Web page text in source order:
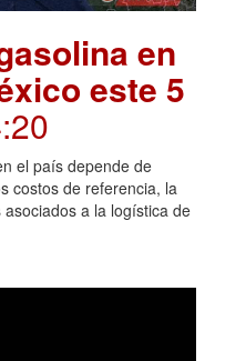
en
este 5
el país depende de
costos de referencia, la
a la logística de